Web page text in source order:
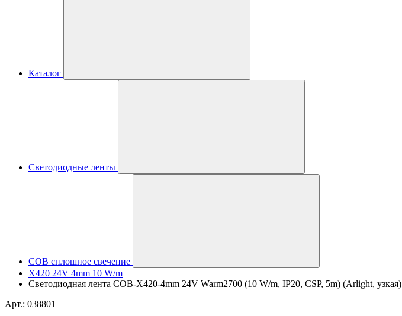
Каталог
Светодиодные ленты
COB сплошное свечение
X420 24V 4mm 10 W/m
Светодиодная лента COB-X420-4mm 24V Warm2700 (10 W/m, IP20, CSP, 5m) (Arlight, узкая)
Арт.: 038801